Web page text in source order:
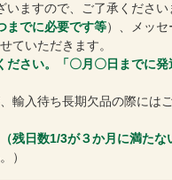
いますので、ご了承ください
までに必要です等）、メッ
ていただきます。
さい。「〇月〇日までに
輸入待ち長期欠品の際には
残日数1/3が３か月に満た
）